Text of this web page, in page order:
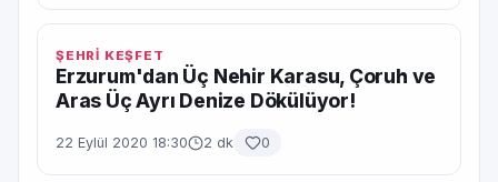
ŞEHRİ KEŞFET
Erzurum'dan Üç Nehir Karasu, Çoruh ve
Aras Üç Ayrı Denize Dökülüyor!
22 Eylül 2020 18:30 2 dk 0